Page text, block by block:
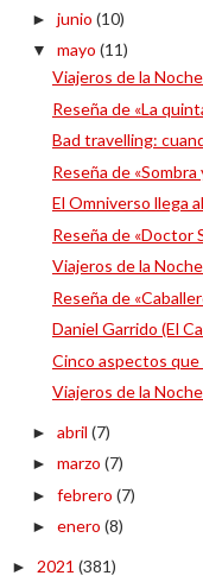
► junio (10)
▼ mayo (11)
Viajeros de la
Reseña de «La
Bad travelling:
Reseña de
El Omniverso llega
Reseña de «Doctor
Viajeros de la
Reseña de
Daniel Garrido (El
Cinco aspectos
Viajeros de la
► abril (7)
► marzo (7)
► febrero (7)
► enero (8)
► 2021 (381)